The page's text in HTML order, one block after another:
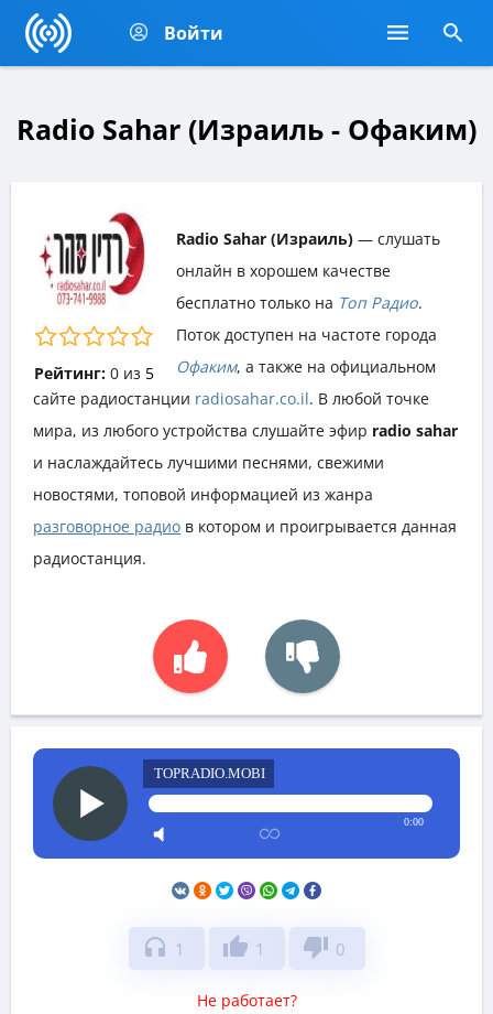
Войти
Radio Sahar (Израиль - Офаким)
Рейтинг: 0из 5
Radio Sahar (Израиль) — слушать
онлайн в хорошем качестве
бесплатно только на Топ Радио.
Поток доступен на частоте города
Офаким, а также на официальном
сайте радиостанции radiosahar.co.il. В любой точке
мира, из любого устройства слушайте эфир radio sahar
и наслаждайтесь лучшими песнями, свежими
новостями, топовой информацией из жанра
разговорное радио в котором и проигрывается данная
радиостанция.
TOPRADIO.MOBI
0:00
headphones 1 thumb_up 1 thumb_down 0
Не работает?